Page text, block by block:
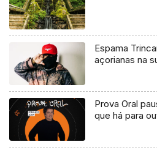
Espama
açorianas na
Prova Oral
que há para